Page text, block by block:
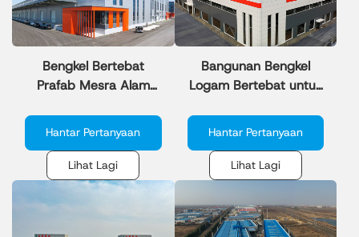
Bengkel Bertebat
Prafab Mesra Alam
Hantar Pertanyaan
Lihat Lagi
Bangunan Bengkel
Logam Bertebat untuk
Hantar Pertanyaan
Lihat Lagi